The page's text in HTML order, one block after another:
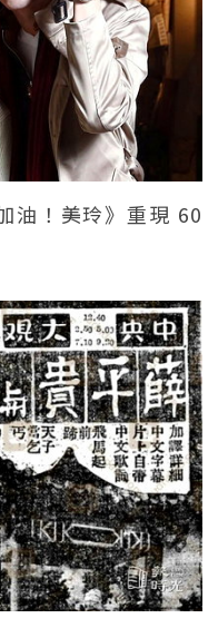
油！美玲》重現 60